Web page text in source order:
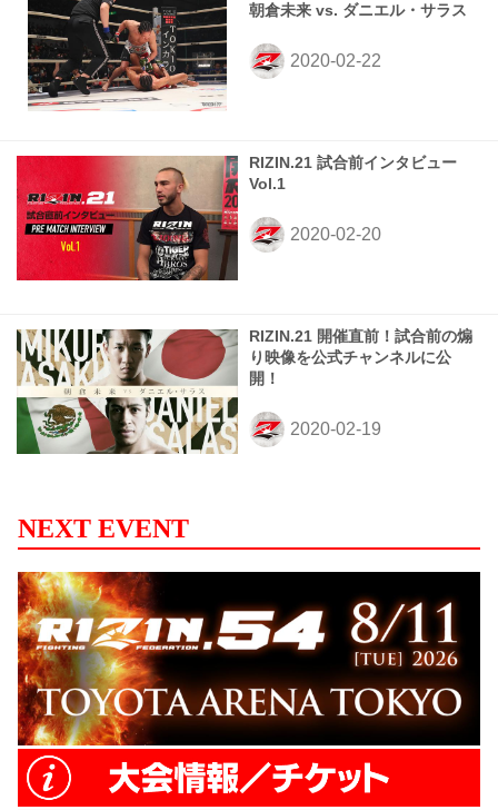
朝倉未来 vs. ダニエル・サラス
RIZIN.21 試合前インタビュー
Vol.1
RIZIN.21 開催直前！試合前の煽
り映像を公式チャンネルに公
開！
NEXT EVENT